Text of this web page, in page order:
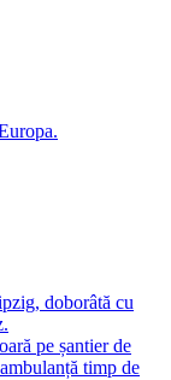
doborâtă cu
pe șantier de
timp de